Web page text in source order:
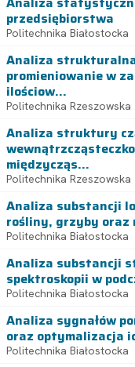
przedsiębiorstwa
Politechnika Białostocka
Analiza
promieniowanie w
ilościow...
Politechnika Rzeszowska
Analiza struktury
międzycząs...
Politechnika Rzeszowska
Analiza substancji
rośliny, grzyby oraz
Politechnika Białostocka
Analiza substancji
spektroskopii w
Politechnika Białostocka
Analiza sygnałów
oraz optymalizacja
Politechnika Białostocka